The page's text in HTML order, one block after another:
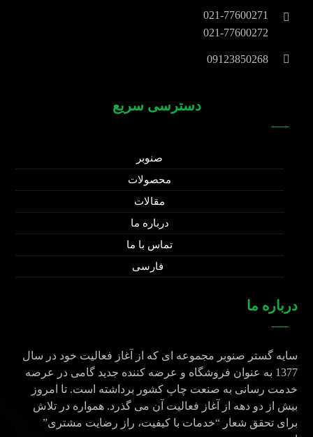
021-77600271
021-77600272
09123850268
دسترسی سریع
صنوبر
محصولات
مقالات
درباره ما
تماس با ما
فارسی
درباره ما
سایه گستر صنوبر مجموعه ای که از آغاز فعالیت خود در سال
1377 به عنوان فروشگاه و عرضه کننده جدید گامی در عرصه
خدمت رسانی به صنعت چاپ کشور برداشته است. تا امروز
بیش از دو دهه از آغاز فعالیت آن می گذرد. همواره در تلاش
برای تحقق شعار “خدمات با کیفیت، راز رضایت مشتری”